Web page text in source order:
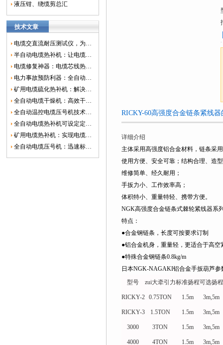
液压钳、绕缆剪总汇
技术文章
电缆交直流耐压测试仪，为电网安全保驾护航
半自动电缆热补机：让电缆修复更简单、更高效！
电缆修复神器：电缆芯线热补机如何保障电网安全？
电力事故预防利器：全自动控温电缆热补机
矿用电缆硫化热补机：解决矿山电缆故障的新选择
全自动电缆干燥机：高效干燥，电缆质量
全自动温控电缆压号机技术革新：数字化标识的新趋势
全自动电缆热补机可设定定时功能，实现自动化热补
矿用电缆热补机：实现电缆故障修复的高效装置
全自动电缆压号机：迅速标识电缆的利器
RICKY-60高强度合金链条紧线
详细介绍
主体采用高强度铝合金材料，链条采
使用方便、安全可靠；结构合理、造
维修简单、经久耐用；
手扳力小、工作效率高；
体积特小、重量特轻、携带方便。
NGK高强度合金链条式棘轮紧线器系
特点：
●合金钢链条，长度可按要求订制
●铝合金机身，重量轻，更适合于高空
●特殊合金钢链条0.8kg/m
日本NGK-NAGAKI铝合金手扳葫芦参
型号
zui大牵引力标准扬程可选扬程
RICKY-2 0.75TON 1.5m 3m,5m
RICKY-3 1.5TON 1.5m 3m,5m
3000 3TON 1.5m 3m,5m
4000 4TON 1.5m 3m,5m